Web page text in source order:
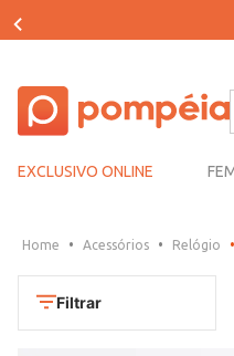
EXCLUSIVO ONLINE
Acessórios Relógio
Filtrar